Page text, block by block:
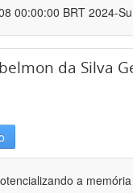
00:00:00 BRT 2024-
da Silva
a